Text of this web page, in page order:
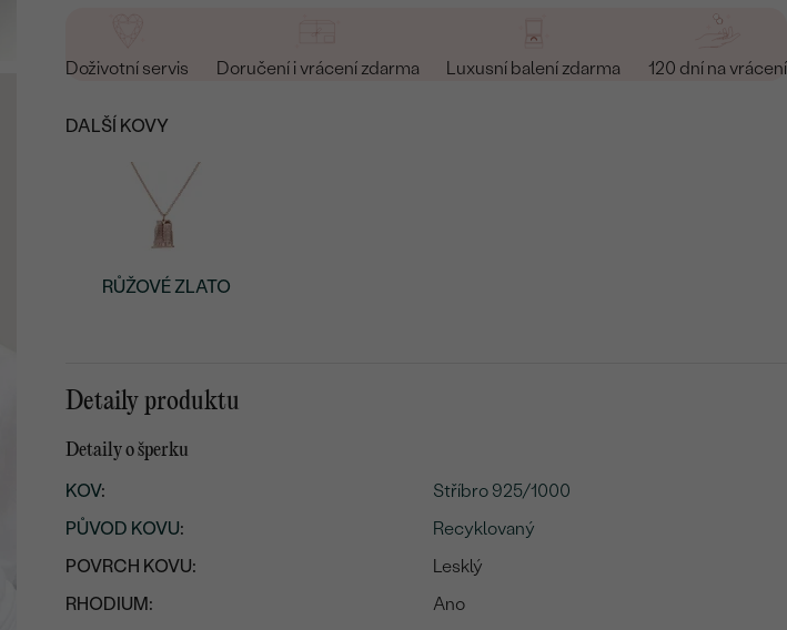
Doživotní servis Doručení i vrácení zdarma Luxusní balení zdarma 120 dní na vrácení
DALŠÍ KOVY
RŮŽOVÉ ZLATO
Detaily produktu
Detaily o šperku
KOV:
Stříbro 925/1000
PŮVOD KOVU:
Recyklovaný
POVRCH KOVU:
Lesklý
RHODIUM:
Ano